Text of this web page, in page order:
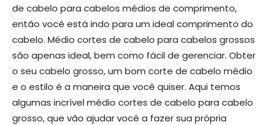
de cabelo para cabelos médios de comprimento,
então você está indo para um ideal comprimento do
cabelo. Médio cortes de cabelo para cabelos grossos
são apenas ideal, bem como fácil de gerenciar. Obter
o seu cabelo grosso, um bom corte de cabelo médio
e o estilo é a maneira que você quiser. Aqui temos
algumas incrível médio cortes de cabelo para cabelo
grosso, que vão ajudar você a fazer sua própria